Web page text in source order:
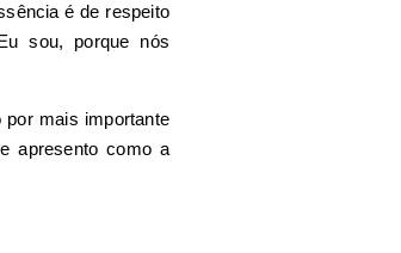
é de respeito
sou, porque nós
mais importante
apresento como a